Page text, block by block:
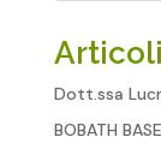
Dott.ssa
BOBATH